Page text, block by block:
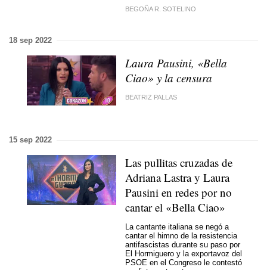
BEGOÑA R. SOTELINO
18 sep 2022
Laura Pausini, «Bella
Ciao» y la censura
BEATRIZ PALLAS
15 sep 2022
Las pullitas cruzadas de
Adriana Lastra y Laura
Pausini en redes por no
cantar el «Bella Ciao»
La cantante italiana se negó a
cantar el himno de la resistencia
antifascistas durante su paso por
El Hormiguero y la exportavoz del
PSOE en el Congreso le contestó